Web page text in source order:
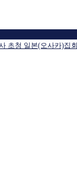
초청 일본(오사카)집회